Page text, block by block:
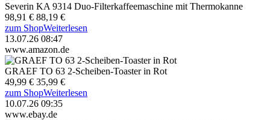
Severin KA 9314 Duo-Filterkaffeemaschine mit Thermokanne
98,91 € 88,19 €
zum ShopWeiterlesen
13.07.26 08:47
www.amazon.de
GRAEF TO 63 2-Scheiben-Toaster in Rot
49,99 € 35,99 €
zum ShopWeiterlesen
10.07.26 09:35
www.ebay.de